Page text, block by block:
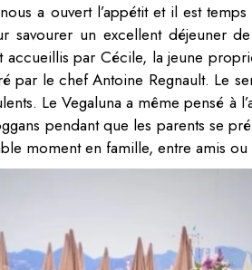
a ouvert l’appétit et il est
savourer un excellent déjeuner
accueillis par Cécile, la jeune
le chef Antoine Regnault. Le
Le Vegaluna a même pensé à
pendant que les parents se
moment en famille, entre amis